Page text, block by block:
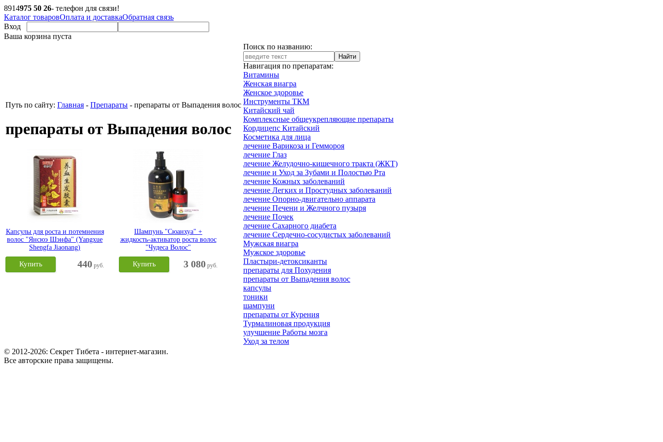
8914975 50 26- телефон для связи!
Каталог товаровОплата и доставкаОбратная связь
Вход
Ваша корзина пуста
Путь по сайту: Главная - Препараты - препараты от Выпадения волос
препараты от Выпадения волос
Капсулы для роста и потемнения
волос "Янсюэ Шэнфа" (Yangxue
Shengfa Jiaonang)
440 руб.
Купить
Шампунь "Сюанхуа" +
жидкость-активатор роста волос
"Чудеса Волос"
3 080 руб.
Купить
Поиск по названию:
Навигация по препаратам:
Витамины
Женская виагра
Женское здоровье
Инструменты ТКМ
Китайский чай
Комплексные общеукрепляющие препараты
Кордицепс Китайский
Косметика для лица
лечение Варикоза и Геммороя
лечение Глаз
лечение Желудочно-кишечного тракта (ЖКТ)
лечение и Уход за Зубами и Полостью Рта
лечение Кожных заболеваний
лечение Легких и Простудных заболеваний
лечение Опорно-двигательно аппарата
лечение Печени и Желчного пузыря
лечение Почек
лечение Сахарного диабета
лечение Сердечно-сосудистых заболеваний
Мужская виагра
Мужское здоровье
Пластыри-детоксиканты
препараты для Похудения
препараты от Выпадения волос
капсулы
тоники
шампуни
препараты от Курения
Турмалиновая продукция
улучшение Работы мозга
Уход за телом
© 2012-2026: Секрет Тибета - интернет-магазин.
Все авторские права защищены.